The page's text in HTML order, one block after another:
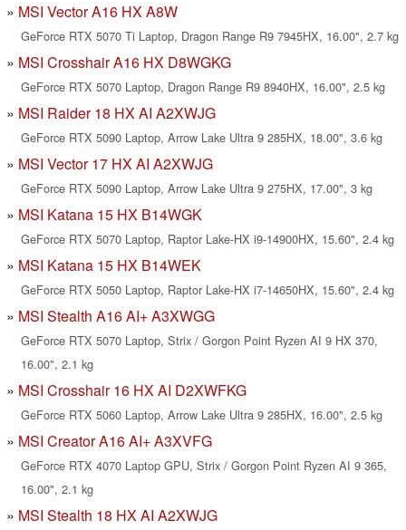
MSI Vector A16 HX A8W
GeForce RTX 5070 Ti Laptop, Dragon Range R9 7945HX, 16.00", 2.7 kg
MSI Crosshair A16 HX D8WGKG
GeForce RTX 5070 Laptop, Dragon Range R9 8940HX, 16.00", 2.5 kg
MSI Raider 18 HX AI A2XWJG
GeForce RTX 5090 Laptop, Arrow Lake Ultra 9 285HX, 18.00", 3.6 kg
MSI Vector 17 HX AI A2XWJG
GeForce RTX 5090 Laptop, Arrow Lake Ultra 9 275HX, 17.00", 3 kg
MSI Katana 15 HX B14WGK
GeForce RTX 5070 Laptop, Raptor Lake-HX i9-14900HX, 15.60", 2.4 kg
MSI Katana 15 HX B14WEK
GeForce RTX 5050 Laptop, Raptor Lake-HX i7-14650HX, 15.60", 2.4 kg
MSI Stealth A16 AI+ A3XWGG
GeForce RTX 5070 Laptop, Strix / Gorgon Point Ryzen AI 9 HX 370,
16.00", 2.1 kg
MSI Crosshair 16 HX AI D2XWFKG
GeForce RTX 5060 Laptop, Arrow Lake Ultra 9 285HX, 16.00", 2.5 kg
MSI Creator A16 AI+ A3XVFG
GeForce RTX 4070 Laptop GPU, Strix / Gorgon Point Ryzen AI 9 365,
16.00", 2.1 kg
MSI Stealth 18 HX AI A2XWJG